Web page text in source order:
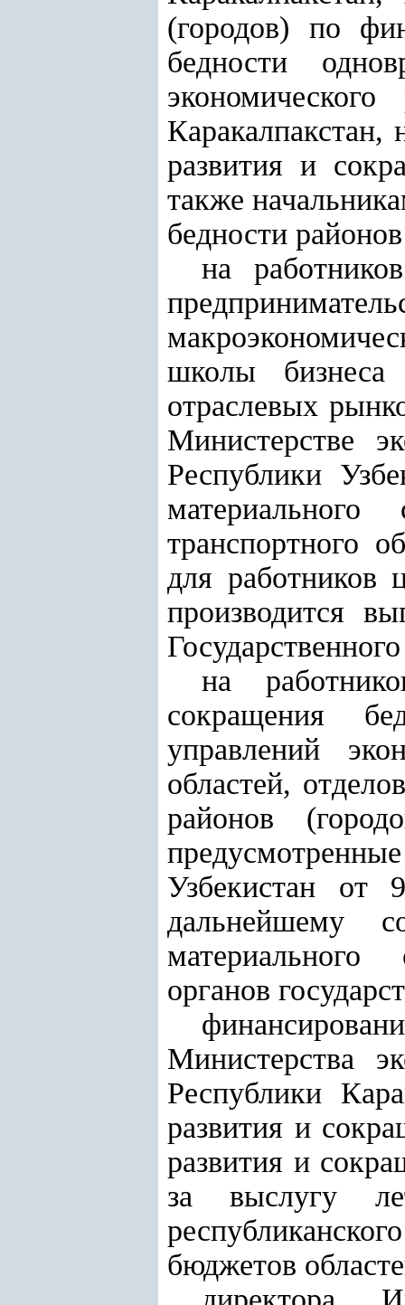
(городов) по
бедности
Каракалпакстан,
развития и
также
бедности
на
школы бизнеса
отраслевых
Министерстве
Республики
материального
транспортного
для работников
производится
на
сокращения
управлений
областей,
районов
Узбекистан
дальнейшему
материального
органов
Министерства
Республики
развития и
развития и
за выслугу
бюджетов